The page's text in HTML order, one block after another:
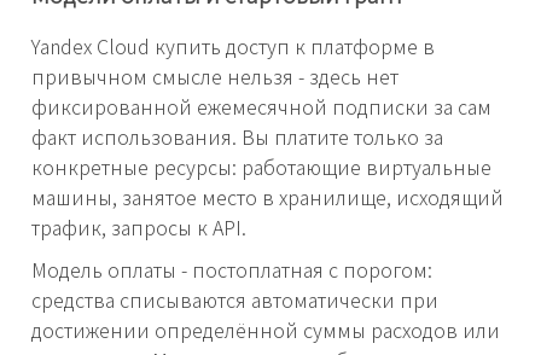
Yandex Cloud купить доступ к платформе в
привычном смысле нельзя - здесь нет
фиксированной ежемесячной подписки за сам
факт использования. Вы платите только за
конкретные ресурсы: работающие виртуальные
машины, занятое место в хранилище, исходящий
трафик, запросы к API.
Модель оплаты - постоплатная с порогом:
средства списываются автоматически при
достижении определённой суммы расходов или